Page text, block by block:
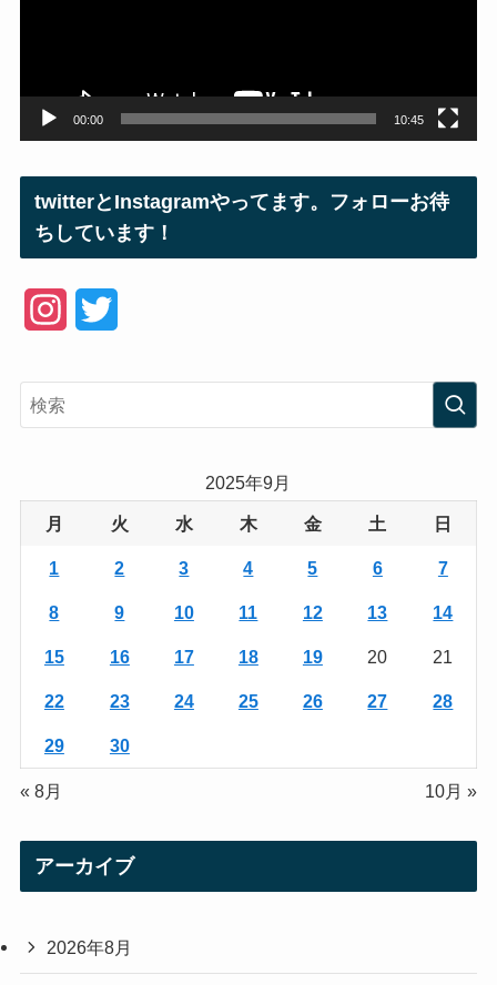
00:00 10:45
twitterとInstagramやってます。フォローお待
ちしています！
e
r
2025年9月
月 火 水 木 金 土 日
1 2 3 4 5 6 7
8 9 10 11 12 13 14
15 16 17 18 19 20 21
22 23 24 25 26 27 28
29 30
« 8月 10月 »
アーカイブ
2026年8月